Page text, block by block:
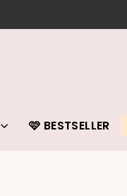
🩷 BESTSELLER